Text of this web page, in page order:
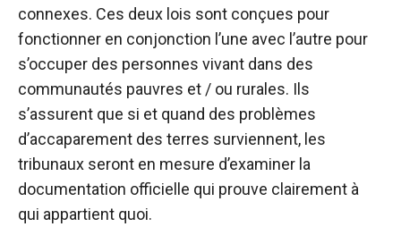
connexes. Ces deux lois sont conçues pour
fonctionner en conjonction l’une avec l’autre pour
s’occuper des personnes vivant dans des
communautés pauvres et / ou rurales. Ils
s’assurent que si et quand des problèmes
d’accaparement des terres surviennent, les
tribunaux seront en mesure d’examiner la
documentation officielle qui prouve clairement à
qui appartient quoi.